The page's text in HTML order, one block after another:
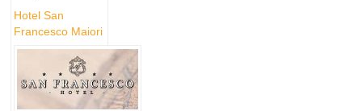
Hotel San
Francesco Maiori